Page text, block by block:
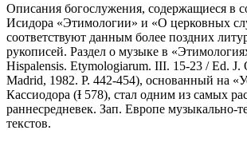
Описания богослужения, содержащиеся в
Исидора «Этимологии» и «О церковных
соответствуют данным более поздних
рукописей. Раздел о музыке в
Hispalensis. Etymologiarum. III. 15-23 / Ed. J.
Madrid, 1982. P. 442-454), основанный на
Кассиодора (Ɨ 578), стал одним из самых
раннесредневек. Зап. Европе музыкально-
текстов.